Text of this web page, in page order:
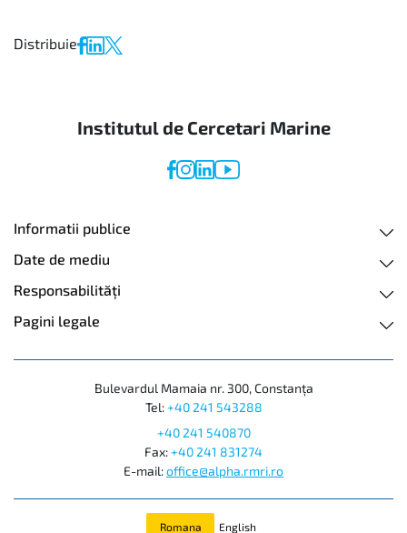
Distribuie
Institutul de Cercetari Marine
Informatii publice
Date de mediu
Responsabilităţi
Pagini legale
Bulevardul Mamaia nr. 300, Constanța
Tel:+40 241 543288
+40 241 540870
Fax:+40 241 831274
E-mail:office@alpha.rmri.ro
Romana English